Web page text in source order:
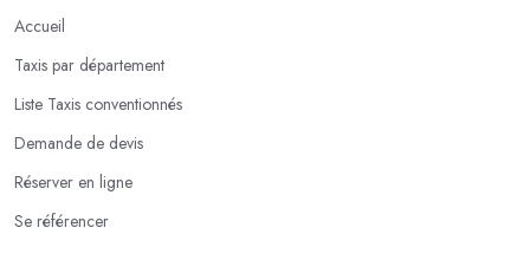
Accueil
Taxis par département
Liste Taxis conventionnés
Demande de devis
Réserver en ligne
Se référencer